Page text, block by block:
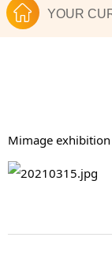
YOUR
Mimage